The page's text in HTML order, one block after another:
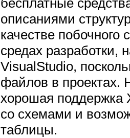
описаниями
качестве побочного
средах разработки,
VisualStudio,
файлов в проектах.
хорошая поддержка
со схемами и
таблицы.